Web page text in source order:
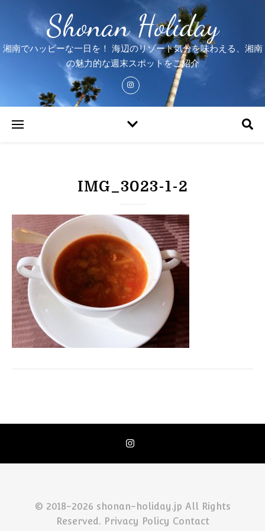
Shonan Holiday
湘南でハッピーな一日を！ 海辺のリゾート気分を味わえる、湘南
の魅力的な週末スポットをご紹介
IMG_3023-1-2
© 2018-2026 shonan-holiday.jp All Rights
Reserved. Privacy Policy Contact